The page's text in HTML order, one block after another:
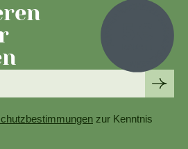
zur Kenntnis